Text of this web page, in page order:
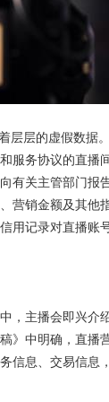
层的虚假数据。
服务协议的直播
有关主管部门报告
销金额及其他
用记录对直播账
主播会即兴介
》中明确，直播
信息、交易信息